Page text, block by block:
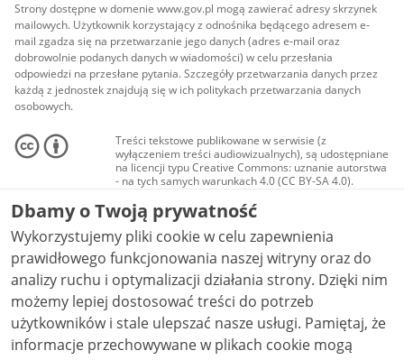
Strony dostępne w domenie www.gov.pl mogą zawierać adresy skrzynek
mailowych. Użytkownik korzystający z odnośnika będącego adresem e-
mail zgadza się na przetwarzanie jego danych (adres e-mail oraz
dobrowolnie podanych danych w wiadomości) w celu przesłania
odpowiedzi na przesłane pytania. Szczegóły przetwarzania danych przez
każdą z jednostek znajdują się w ich politykach przetwarzania danych
osobowych.
Treści tekstowe publikowane w serwisie (z
wyłączeniem treści audiowizualnych), są udostępniane
na licencji typu Creative Commons: uznanie autorstwa
- na tych samych warunkach 4.0 (CC BY-SA 4.0).
Materiały audiowizualne, w tym zdjęcia, materiały
audio i wideo, są udostępniane na licencji typu
Creative Commons: uznanie autorstwa użycie
niekomercyjne - bez utworów zależnych 4.0 (CC BY-
NC-ND 4.0), o ile nie jest to stwierdzone inaczej.
Dbamy o Twoją prywatność
Wykorzystujemy pliki cookie w celu zapewnienia
prawidłowego funkcjonowania naszej witryny oraz do
analizy ruchu i optymalizacji działania strony. Dzięki nim
możemy lepiej dostosować treści do potrzeb
użytkowników i stale ulepszać nasze usługi. Pamiętaj, że
informacje przechowywane w plikach cookie mogą